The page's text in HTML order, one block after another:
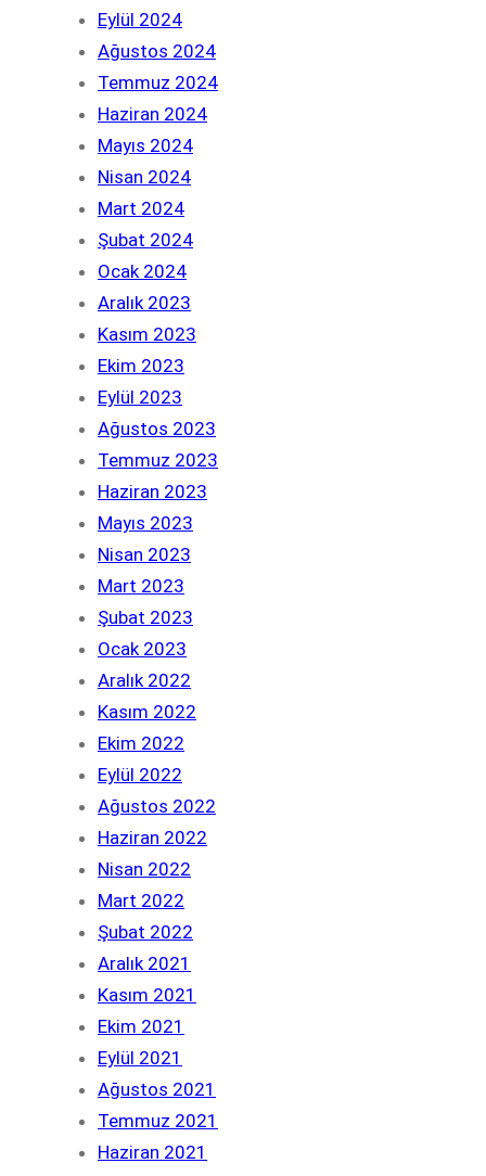
Eylül 2024
Ağustos 2024
Temmuz 2024
Haziran 2024
Mayıs 2024
Nisan 2024
Mart 2024
Şubat 2024
Ocak 2024
Aralık 2023
Kasım 2023
Ekim 2023
Eylül 2023
Ağustos 2023
Temmuz 2023
Haziran 2023
Mayıs 2023
Nisan 2023
Mart 2023
Şubat 2023
Ocak 2023
Aralık 2022
Kasım 2022
Ekim 2022
Eylül 2022
Ağustos 2022
Haziran 2022
Nisan 2022
Mart 2022
Şubat 2022
Aralık 2021
Kasım 2021
Ekim 2021
Eylül 2021
Ağustos 2021
Temmuz 2021
Haziran 2021